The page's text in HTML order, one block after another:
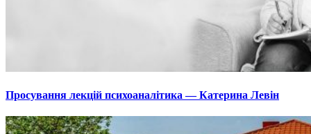
Просування лекцій психоаналітика — Катерина Левін